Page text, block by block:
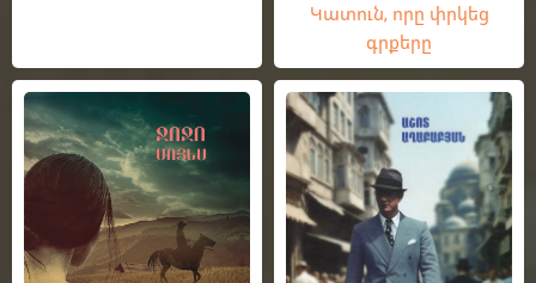
Կատուն, որը փրկեց
գրքերը